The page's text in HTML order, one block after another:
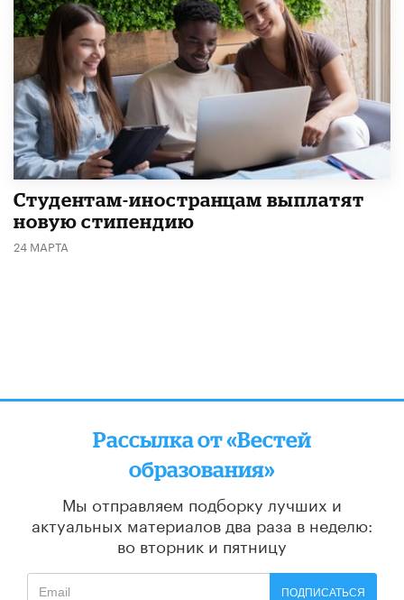
Студентам-иностранцам выплатят
новую стипендию
24 МАРТА
Рассылка от «Вестей
образования»
Мы отправляем подборку лучших и
актуальных материалов два раза в неделю:
во вторник и пятницу
ПОДПИСАТЬСЯ